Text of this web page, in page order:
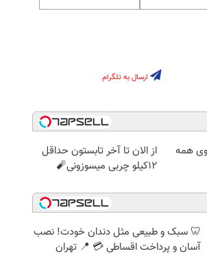
ارسال به تلگرام
روی همه
از الان تا آخر تابستون حداقل
12کیلو چربی میسوزونی🧨
🦷 سبک و طبیعی مثل دندان خودت! نصب
آسان و پرداخت اقساطی 💳 📍 تهران